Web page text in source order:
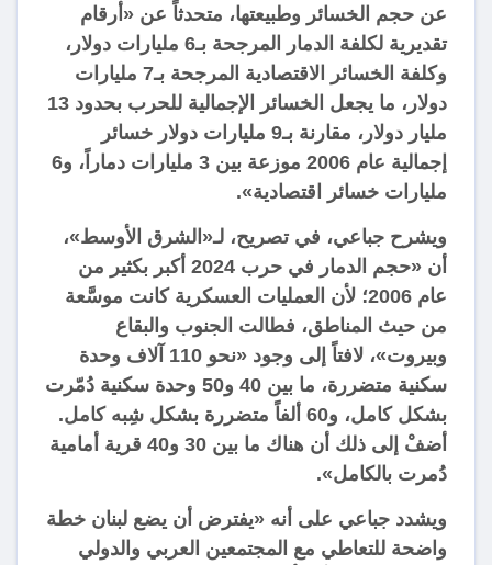
عن حجم الخسائر وطبيعتها، متحدثاً عن «أرقام
تقديرية لكلفة الدمار المرجحة بـ6 مليارات دولار،
وكلفة الخسائر الاقتصادية المرجحة بـ7 مليارات
دولار، ما يجعل الخسائر الإجمالية للحرب بحدود 13
مليار دولار، مقارنة بـ9 مليارات دولار خسائر
إجمالية عام 2006 موزعة بين 3 مليارات دماراً، و6
مليارات خسائر اقتصادية».
ويشرح جباعي، في تصريح، لـ«الشرق الأوسط»،
أن «حجم الدمار في حرب 2024 أكبر بكثير من
عام 2006؛ لأن العمليات العسكرية كانت موسَّعة
من حيث المناطق، فطالت الجنوب والبقاع
وبيروت»، لافتاً إلى وجود «نحو 110 آلاف وحدة
سكنية متضررة، ما بين 40 و50 وحدة سكنية دُمّرت
بشكل كامل، و60 ألفاً متضررة بشكل شِبه كامل.
أضفْ إلى ذلك أن هناك ما بين 30 و40 قرية أمامية
دُمرت بالكامل».
ويشدد جباعي على أنه «يفترض أن يضع لبنان خطة
واضحة للتعاطي مع المجتمعين العربي والدولي